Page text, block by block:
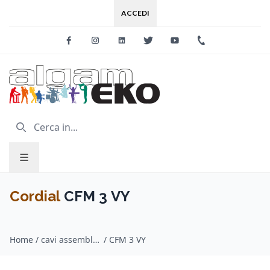
ACCEDI
FacebookInstagramLinkedinTwitter Youtube
CordialCFM 3 VY
Home / cavi assemblati audio / Cordial / CFM 3 VY